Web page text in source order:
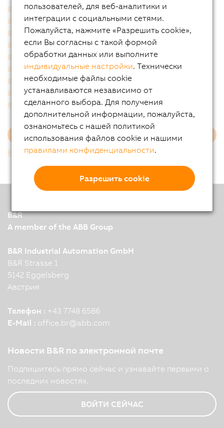
80PS080X3.10-01
80SD100XD.C011-01
80SD100XD.C033-01
80SD100XD.C044-01
80SD100XD.C04X-13
80SD100XD.C0XX-01
80SD100XD.W044-01
80SD100XD.W0XX-01
80SD100XS.C04X-01
80SD100XS.C04X-13
80SD100XS.C0XX-01
80VD100PD.C000-01
80VD100PD.C000-14
80VD100PD.C022-01
80VD100PD.C022-14
80VD100PD.C033-01
80VD100PD.C088-01
80VD100PD.C144-01
Еще
Вернутся к списку
B&R
A member of the ABB Group
B&R Industrial Automation GmbH
B&R Strasse 1
5142 Eggelsberg
Австрия
Телефон : +43 7748 6586
E-Mail : office.br@abb.com
Новости B&R по электронной почте
Подпишитесь прямо сейчас и узнавайте первыми о
последних новостях.
ВОЙТИ СЕЙЧАС
пользователей, для веб-аналитики и
интеграции с социальными сетями.
Пожалуйста, нажмите «Разрешить cookie»,
если Вы согласны с такой формой
обработки данных или выполните
индивидуальные настройки. Технически
необходимые файлы cookie
устанавливаются независимо от
сделанного выбора. Для получения
дополнительной информации, пожалуйста,
ознакомьтесь с нашей политикой
использования файлов cookie и нашими
правилами конфиденциальности.
Разрешить cookie